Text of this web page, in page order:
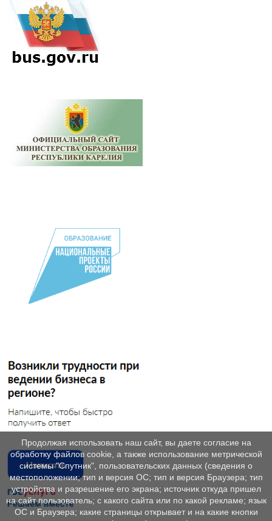
Продолжая использовать наш сайт, вы даете согласие на
обработку файлов cookie, а также использование метрической
системы "Спутник", пользовательских данных (сведения о
местоположении; тип и версия ОС; тип и версия Браузера; тип
устройства и разрешение его экрана; источник откуда пришел
на сайт пользователь; с какого сайта или по какой рекламе; язык
ОС и Браузера; какие страницы открывает и на какие кнопки